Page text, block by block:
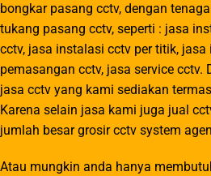
bongkar pasang cctv, dengan
tukang pasang cctv, seperti : jasa
cctv, jasa instalasi cctv per titik,
pemasangan cctv, jasa service cctv.
jasa cctv yang kami sediakan
Karena selain jasa kami juga jual
jumlah besar grosir cctv system
Atau mungkin anda hanya